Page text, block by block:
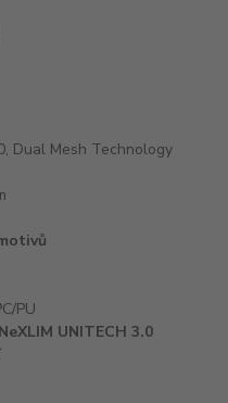
Dual Mesh Technology
PU
UNITECH 3.0